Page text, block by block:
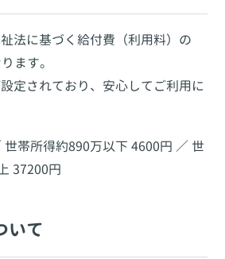
法に基づく給付費（利用料）の
ます。
定されており、安心してご利用に
帯所得約890万以下 4600円 ／ 世
37200円
いて